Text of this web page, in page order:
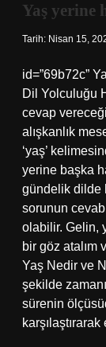
Yaş yerine
Tarih: Nisan 15,
id=”69b72c”
Dil Yolculuğu
cevap
alışkanlık
‘yaş’
yerine başka
gündelik dilde
sorunun
olabilir. Gelin,
bir göz atalım
Yaş Nedir ve
şekilde
sürenin